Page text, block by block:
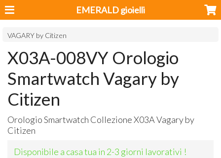
EMERALD gioielli
VAGARY by Citizen
X03A-008VY Orologio
Smartwatch Vagary by
Citizen
Orologio Smartwatch Collezione X03A Vagary by
Citizen
Disponibile a casa tua in 2-3 giorni lavorativi !